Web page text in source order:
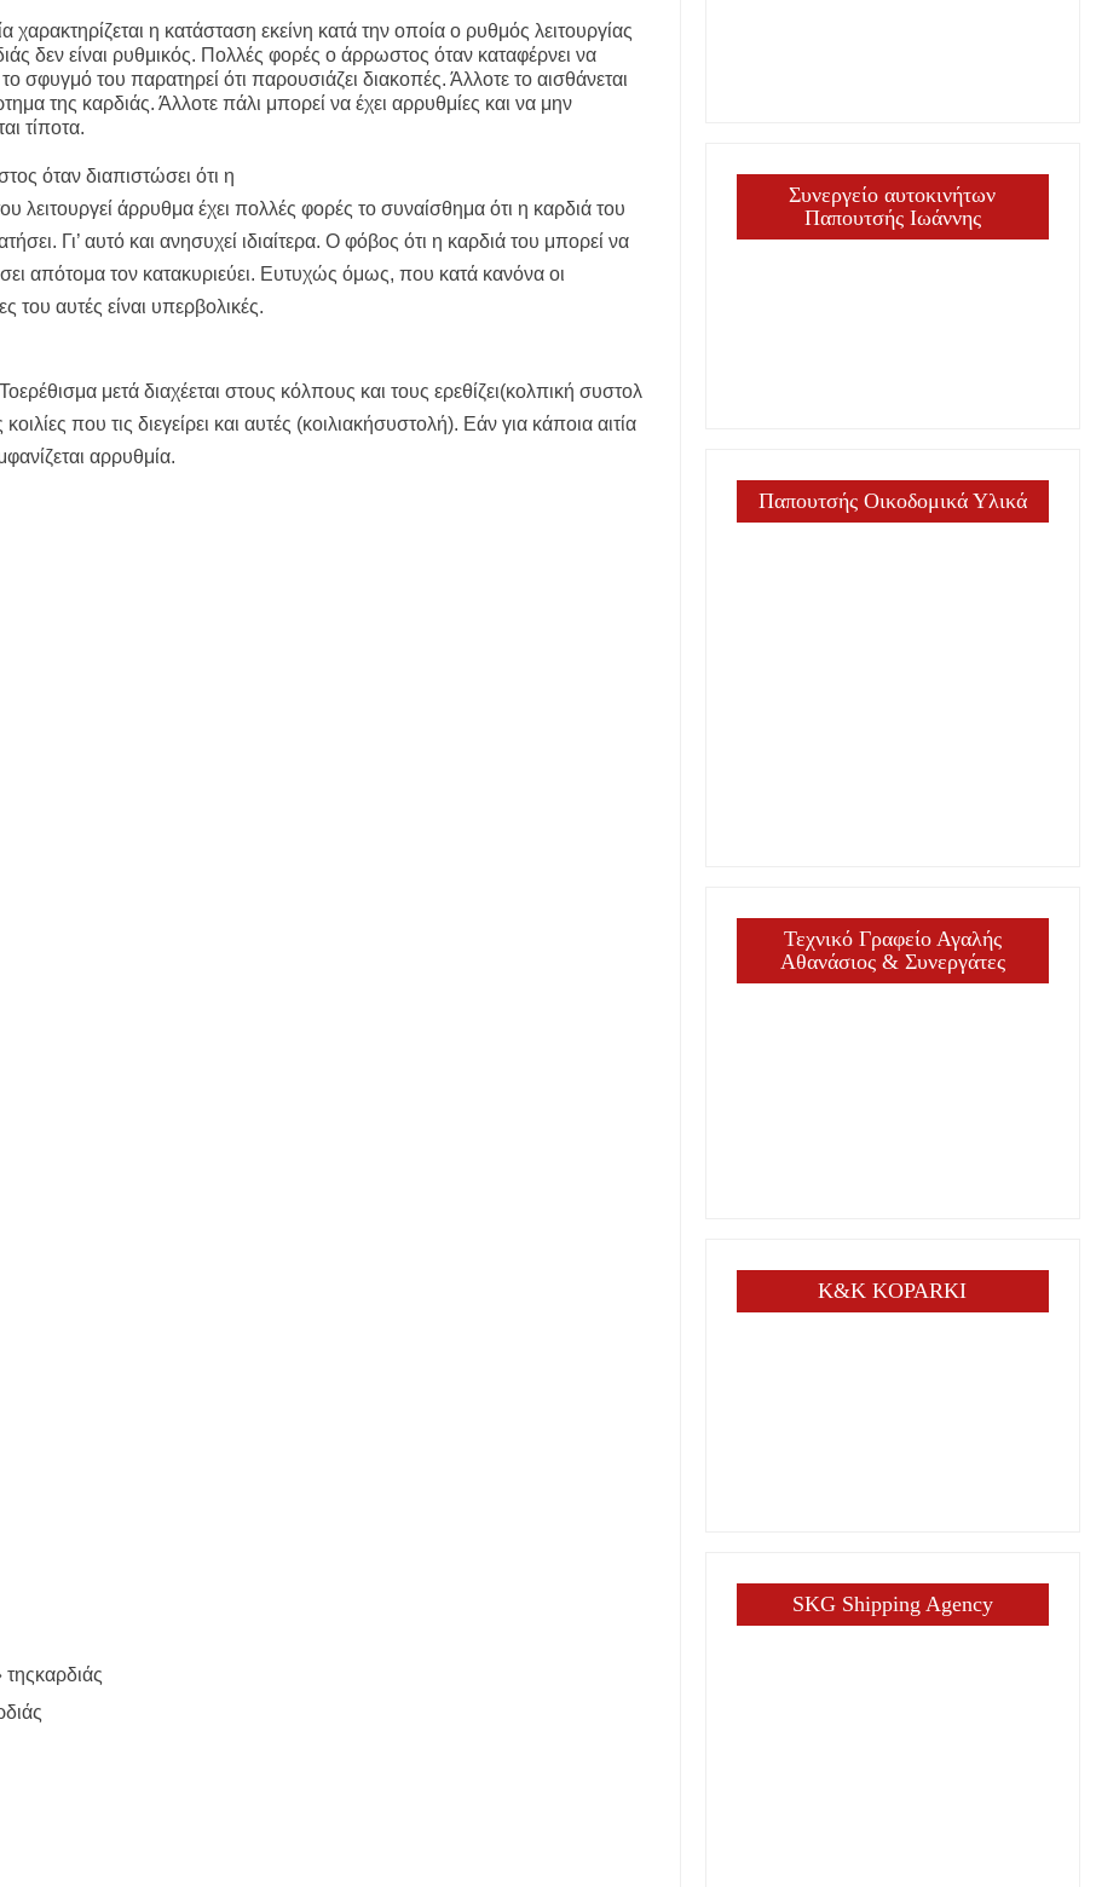
περιοχή του Πόρτο Καρράς
ΣΤΟ ΠΛΑΤΑΝΟΧΩΡΙ ΚΑΙ ΣΤΗ ΣΑΡΑΚΗΝΑ
Γυμνασίου Νέας Προποντίδας
– Τέλος η προληπτική απαγόρευση χρήσης
χαρακτηρίζεται η κατάσταση εκείνη κατά την οποία ο ρυθμός λειτουργίας
δεν είναι ρυθμικός. Πολλές φορές ο άρρωστος όταν καταφέρνει να
σφυγμό του παρατηρεί ότι παρουσιάζει διακοπές. Άλλοτε το αισθάνεται
της καρδιάς. Άλλοτε πάλι μπορεί να έχει αρρυθμίες και να μην
τίποτα.
όταν διαπιστώσει ότι η
λειτουργεί άρρυθμα έχει πολλές φορές το συναίσθημα ότι η καρδιά του
Γι’ αυτό και ανησυχεί ιδιαίτερα. Ο φόβος ότι η καρδιά του μπορεί να
απότομα τον κατακυριεύει. Ευτυχώς όμως, που κατά κανόνα οι
του αυτές είναι υπερβολικές.
μετά διαχέεται στους κόλπους και τους ερεθίζει(κολπική συστολ
που τις διεγείρει και αυτές (κοιλιακήσυστολή). Εάν για κάποια αιτία
αρρυθμία.
Συνεργείο αυτοκινήτων
Παπουτσής Ιωάννης
Παπουτσής Οικοδομικά Υλικά
Τεχνικό Γραφείο Αγαλής
Αθανάσιος & Συνεργάτες
K&K KOPARKI
SKG Shipping Agency